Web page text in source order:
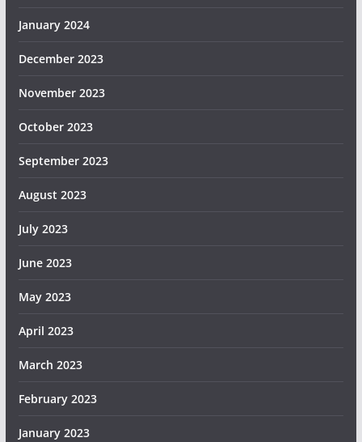
January 2024
December 2023
November 2023
October 2023
September 2023
August 2023
July 2023
June 2023
May 2023
April 2023
March 2023
February 2023
January 2023